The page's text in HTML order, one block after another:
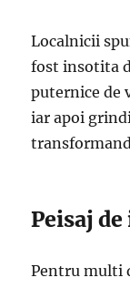
Localnicii
fost insotita
puternice de
iar apoi
Peisaj
Pentru multi